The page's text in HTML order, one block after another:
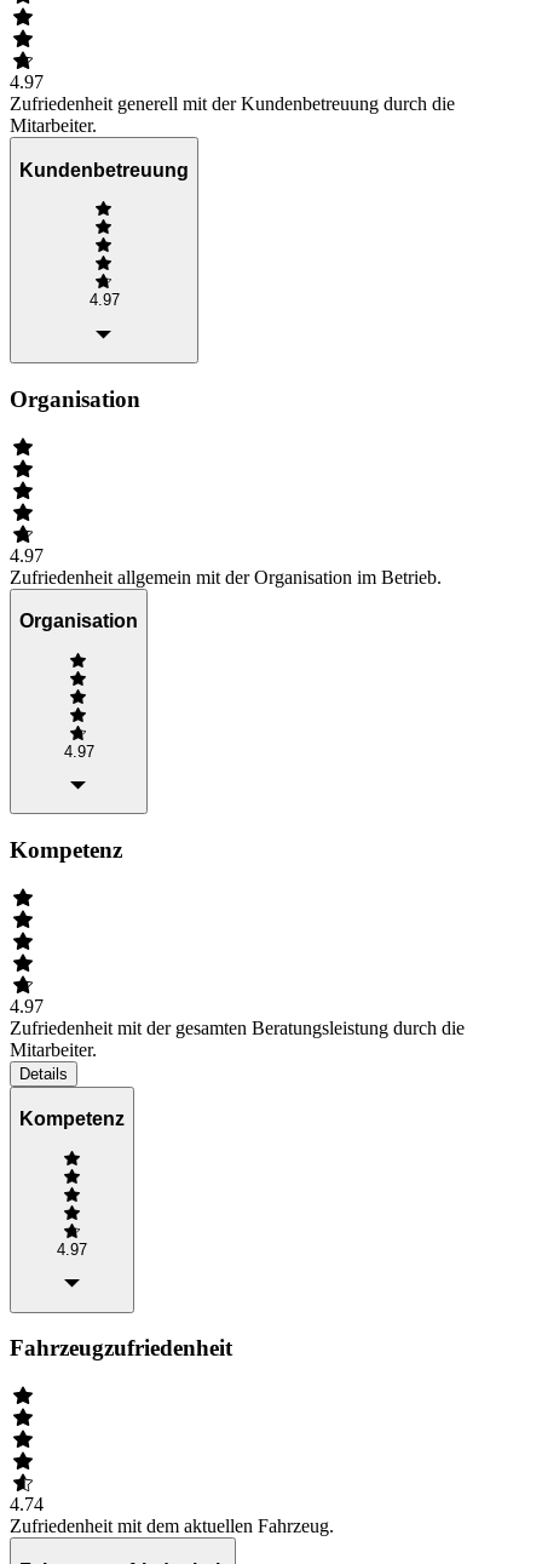
4.97
Zufriedenheit generell mit der Kundenbetreuung durch die
Mitarbeiter.
Kundenbetreuung
4.97
Organisation
4.97
Zufriedenheit allgemein mit der Organisation im Betrieb.
Organisation
4.97
Kompetenz
4.97
Zufriedenheit mit der gesamten Beratungsleistung durch die
Mitarbeiter.
Details
Kompetenz
4.97
Fahrzeugzufriedenheit
4.74
Zufriedenheit mit dem aktuellen Fahrzeug.